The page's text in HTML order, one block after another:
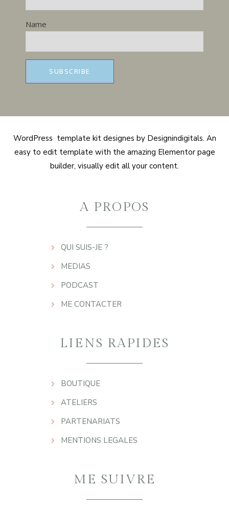
Name
WordPress template kit designes by Designindigitals. An
easy to edit template with the amazing Elementor page
builder, visually edit all your content.
A PROPOS
QUI SUIS-JE ?
MEDIAS
PODCAST
ME CONTACTER
LIENS RAPIDES
BOUTIQUE
ATELIERS
PARTENARIATS
MENTIONS LEGALES
ME SUIVRE